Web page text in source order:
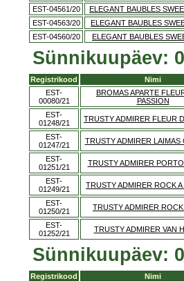
EST-04561/20
ELEGANT BAUBLES
EST-04563/20
ELEGANT BAUBLES
EST-04560/20
ELEGANT BAUBLES
Sünnikuupäev:
Registrikood Nimi
EST-
00080/21
BROMAS APARTE
PASSION
EST-
01248/21
TRUSTY ADMIRER FLEUR
EST-
01247/21
TRUSTY ADMIRER LAIMAS
EST-
01251/21
TRUSTY ADMIRER
EST-
01249/21
TRUSTY ADMIRER ROCK A
EST-
01250/21
TRUSTY ADMIRER ROCK
EST-
01252/21
TRUSTY ADMIRER VAN
Sünnikuupäev:
Registrikood Nimi